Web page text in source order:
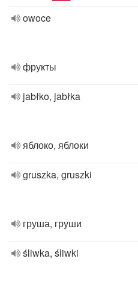
owoce
фрукты
jabłko, jabłka
яблоко, яблоки
gruszka, gruszki
груша, груши
śliwka, śliwki